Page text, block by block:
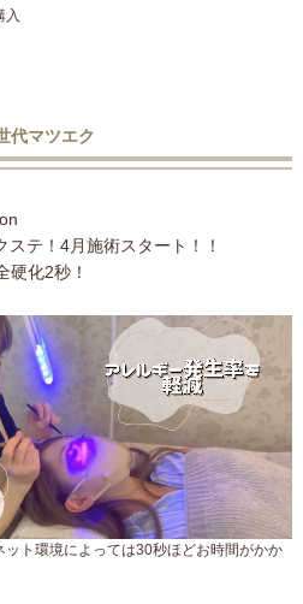
入
代マツエク
テ！4月施術スタート！！
硬化2秒！
ト環境によっては30秒ほどお時間がかか